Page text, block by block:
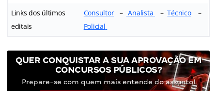
Links dos últimos
editais
Consultor– Analista –Técnico–
Policial
QUER CONQUISTAR A SUA APROVAÇÃO EM
CONCURSOS PÚBLICOS?
Prepare-se com quem mais entende do assunto!